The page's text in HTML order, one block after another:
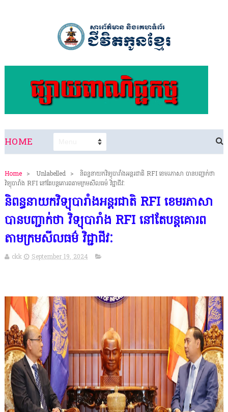
HOME
Home > Unlabelled >
និពន្ធនាយកវិទ្យុបារាំងអន្តរជាតិ RFI ខេមរភាសា បានបញ្ជាក់ថា
វិទ្យុបារាំង RFI នៅតែបន្តគោរពតាមក្រមសីលធម៌ វិជ្ជាជីវៈ
និពន្ធនាយកវិទ្យុបារាំងអន្តរជាតិ RFI ខេមរភាសា
បានបញ្ជាក់ថា វិទ្យុបារាំង RFI នៅតែបន្តគោរព
តាមក្រមសីលធម៌ វិជ្ជាជីវៈ
ckk September 19, 2024